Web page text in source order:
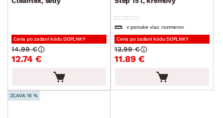
Cena po zadaní kódu DOPLNKY
12.74 €
14.99 €
v ponuke viac rozmerov
Cena po zadaní kódu DOPLNKY
11.89 €
13.99 €
ZĽAVA 15 %